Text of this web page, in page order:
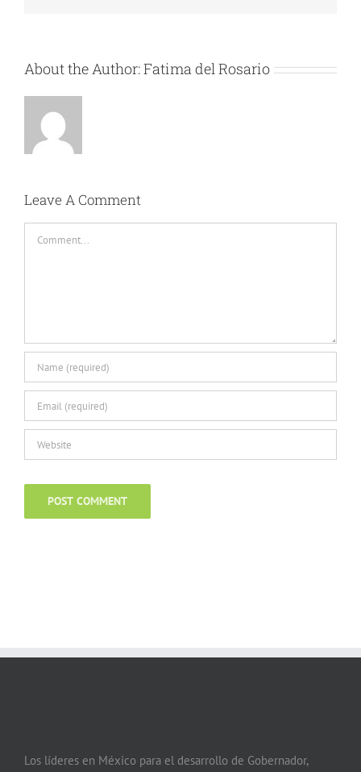
About the Author:Fatima del Rosario
Leave A Comment
Los líderes en México para el desarrollo de Gobernador,